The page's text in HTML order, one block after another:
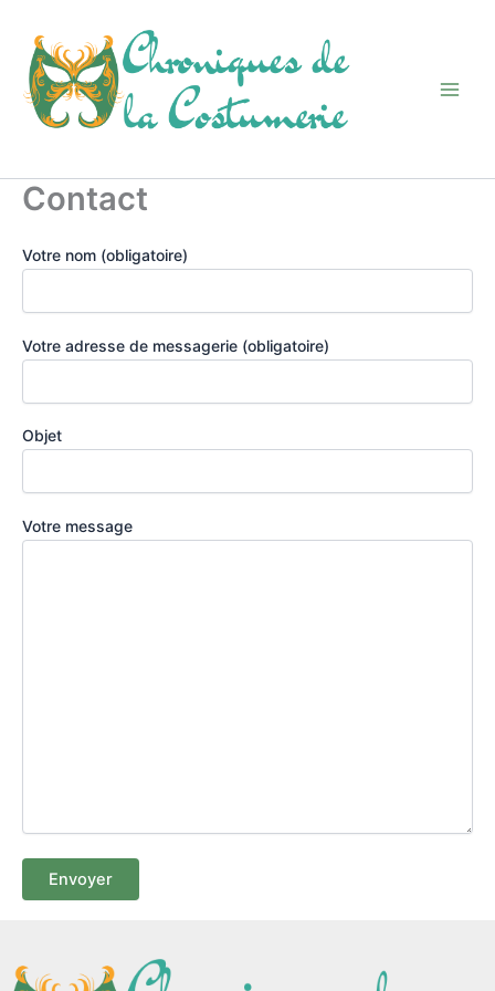
contenu
Contact
Votre nom (obligatoire)
Votre adresse de messagerie (obligatoire)
Objet
Votre message